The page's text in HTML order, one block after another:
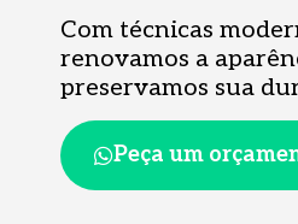
Com técnicas
renovamos a
preservamos sua
Peça um